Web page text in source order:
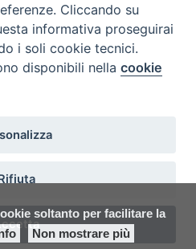
soltanto per facilitare la
Non mostrare più
Cliccando su
informativa proseguirai
i soli cookie tecnici.
disponibili nellacookie